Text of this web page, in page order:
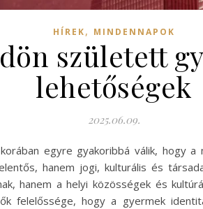
HÍREK, MINDENNAPOK
született
lehetőségek
2025.06.09.
egyre gyakoribbá válik, hogy
hanem jogi, kulturális és
hanem a helyi közösségek és
felelőssége, hogy a gyermek